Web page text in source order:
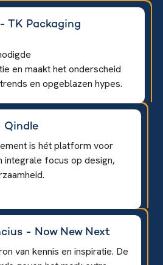
TK Packaging
en maakt het onderscheid
en opgeblazen hypes.
Qindle
is hét platform voor
integrale focus op design,
- Now New Next
van kennis en inspiratie. De